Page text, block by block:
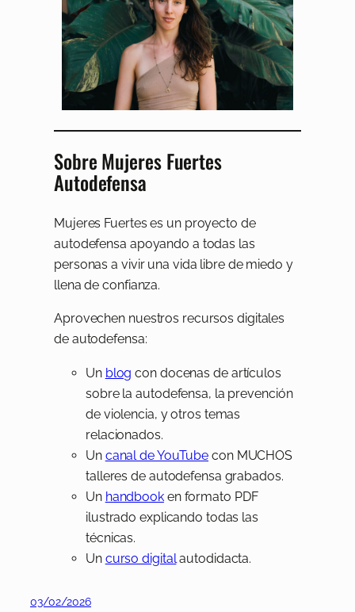
Sobre Mujeres Fuertes
Autodefensa
Mujeres Fuertes es un proyecto de
autodefensa apoyando a todas las
personas a vivir una vida libre de miedo y
llena de confianza.
Aprovechen nuestros recursos digitales
de autodefensa:
Un blog con docenas de artículos
sobre la autodefensa, la prevención
de violencia, y otros temas
relacionados.
Un canal de YouTube con MUCHOS
talleres de autodefensa grabados.
Un handbooken formato PDF
ilustrado explicando todas las
técnicas.
Un curso digital autodidacta.
03/02/2026